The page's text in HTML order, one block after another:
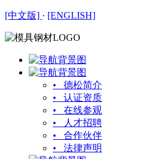
[中文版] · [ENGLISH]
• 德松简介
• 认证资质
• 在线参观
• 人才招聘
• 合作伙伴
• 法律声明